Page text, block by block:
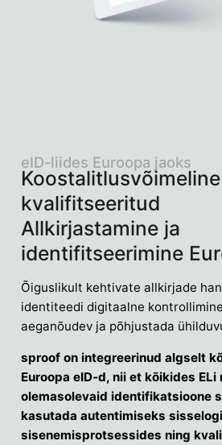
Koostalitlusvõimeline
kvalifitseeritud
Allkirjastamine ja
identifitseerimine
eID-liides Euroopa jaoks
Õiguslikult kehtivate allkirjade
identiteedi digitaalne
aeganõudev ja põhjustada
sproof on integreerinud algselt
Euroopa eID-d, nii et kõikides ELi
olemasolevaid identifikatsioone
kasutada autentimiseks
sisenemisprotsessides ning